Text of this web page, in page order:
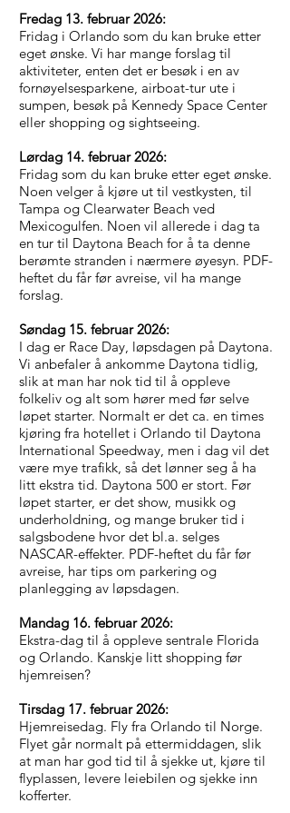
Fredag 13. februar 2026:
Fridag i Orlando som du kan bruke etter
eget ønske. Vi har mange forslag til
aktiviteter, enten det er besøk i en av
fornøyelsesparkene, airboat-tur ute i
sumpen, besøk på Kennedy Space Center
eller shopping og sightseeing.
Lørdag 14. februar 2026:
Fridag som du kan bruke etter eget ønske.
Noen velger å kjøre ut til vestkysten, til
Tampa og Clearwater Beach ved
Mexicogulfen. Noen vil allerede i dag ta
en tur til Daytona Beach for å ta denne
berømte stranden i nærmere øyesyn. PDF-
heftet du får før avreise, vil ha mange
forslag.
Søndag 15. februar 2026:
I dag er Race Day, løpsdagen på Daytona.
Vi anbefaler å ankomme Daytona tidlig,
slik at man har nok tid til å oppleve
folkeliv og alt som hører med før selve
løpet starter. Normalt er det ca. en times
kjøring fra hotellet i Orlando til Daytona
International Speedway, men i dag vil det
være mye trafikk, så det lønner seg å ha
litt ekstra tid. Daytona 500 er stort. Før
løpet starter, er det show, musikk og
underholdning, og mange bruker tid i
salgsbodene hvor det bl.a. selges
NASCAR-effekter. PDF-heftet du får før
avreise, har tips om parkering og
planlegging av løpsdagen.
Mandag 16. februar 2026:
Ekstra-dag til å oppleve sentrale Florida
og Orlando. Kanskje litt shopping før
hjemreisen?
Tirsdag 17. februar 2026:
Hjemreisedag. Fly fra Orlando til Norge.
Flyet går normalt på ettermiddagen, slik
at man har god tid til å sjekke ut, kjøre til
flyplassen, levere leiebilen og sjekke inn
kofferter.